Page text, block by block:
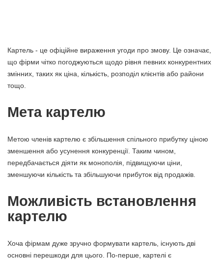
Картель - це офіційне вираження угоди про змову. Це означає,
що фірми чітко погоджуються щодо рівня певних конкурентних
змінних, таких як ціна, кількість, розподіл клієнтів або райони
тощо.
Мета картелю
Метою членів картелю є збільшення спільного прибутку ціною
зменшення або усунення конкуренції. Таким чином,
передбачається діяти як монополія, підвищуючи ціни,
зменшуючи кількість та збільшуючи прибуток від продажів.
Можливість встановлення
картелю
Хоча фірмам дуже зручно формувати картель, існують дві
основні перешкоди для цього. По-перше, картелі є